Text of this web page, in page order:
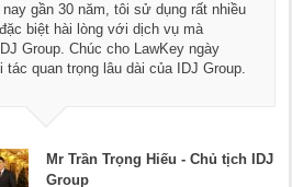
gần 30 năm, tôi sử dụng rất nhiều
biệt hài lòng với dịch vụ mà
Group. Chúc cho LawKey ngày
tác quan trọng lâu dài của IDJ Group.
Mr Trần Trọng Hiếu - Chủ tịch IDJ
Group